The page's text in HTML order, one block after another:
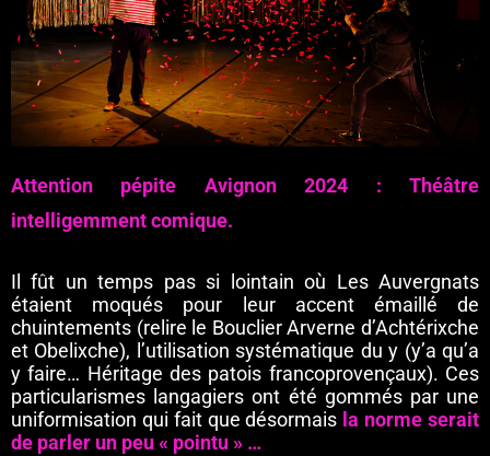
Attention pépite Avignon 2024 : Théâtre
intelligemment comique.
Il fût un temps pas si lointain où Les Auvergnats
étaient moqués pour leur accent émaillé de
chuintements (relire le Bouclier Arverne d’Achtérixche
et Obelixche), l’utilisation systématique du y (y’a qu’a
y faire… Héritage des patois francoprovençaux). Ces
particularismes langagiers ont été gommés par une
uniformisation qui fait que désormais la norme serait
de parler un peu « pointu » …